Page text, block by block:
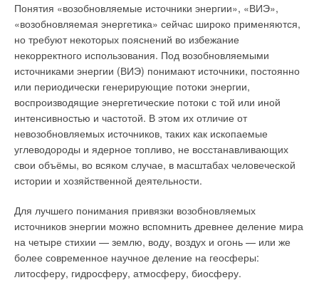
Понятия «возобновляемые источники энергии», «ВИЭ»,
«возобновляемая энергетика» сейчас широко применяются,
но требуют некоторых пояснений во избежание
некорректного использования. Под возобновляемыми
источниками энергии (ВИЭ) понимают источники, постоянно
или периодически генерирующие потоки энергии,
воспроизводящие энергетические потоки с той или иной
интенсивностью и частотой. В этом их отличие от
невозобновляемых источников, таких как ископаемые
углеводороды и ядерное топливо, не восстанавливающих
свои объёмы, во всяком случае, в масштабах человеческой
истории и хозяйственной деятельности.
Для лучшего понимания привязки возобновляемых
источников энергии можно вспомнить древнее деление мира
на четыре стихии — землю, воду, воздух и огонь — или же
более современное научное деление на геосферы:
литосферу, гидросферу, атмосферу, биосферу.
есть!
Николай Васютин: контроль – залог стабильности и
развития ЖКХ
Эксперты Консультативного совета подвели итоги и
наметили планы
VI-я Международная научно-техническая конференция
«Теоретические основы теплогазоснабжения и
вентиляции»
Новые возможности для развития HVAC & Pool индустрии
Инновационный кластер в Республике Крым
Вопросы ГОСТ Р 54475–2011 «Трубы полимерные (…) для
Новый унитаз с отличными качествами смыва
Использование аэротенков в режиме продлённой аэрации
для повышения эффективности очистки сточных вод
Гашение гидравлических ударов с помощью бака-